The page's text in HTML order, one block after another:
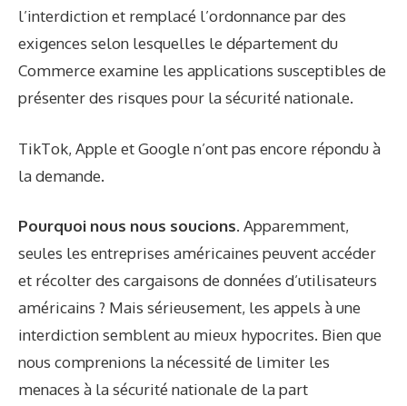
l’interdiction et remplacé l’ordonnance par des
exigences selon lesquelles le département du
Commerce examine les applications susceptibles de
présenter des risques pour la sécurité nationale.
TikTok, Apple et Google n’ont pas encore répondu à
la demande.
Pourquoi nous nous soucions. Apparemment,
seules les entreprises américaines peuvent accéder
et récolter des cargaisons de données d’utilisateurs
américains ? Mais sérieusement, les appels à une
interdiction semblent au mieux hypocrites. Bien que
nous comprenions la nécessité de limiter les
menaces à la sécurité nationale de la part